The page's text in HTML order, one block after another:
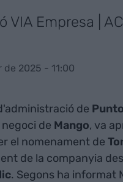
VIA Empresa |
de 2025 - 11:00
de
de Mango, va
el nomenament de
de la companyia
. Segons ha informat